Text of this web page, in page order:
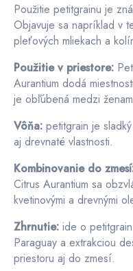
Použitie petitgrainu je
Objavuje sa napríklad v
pleťových mliekach a
Použitie v priestore:
Aurantium dodá
je obľúbená medzi
Vôňa: petitgrain je
aj drevnaté vlastnosti.
Kombinovanie do
Citrus Aurantium sa
kvetinovými a drevnými
Zhrnutie: ide o
Paraguay a extrakciou
priestoru aj do zmesí.